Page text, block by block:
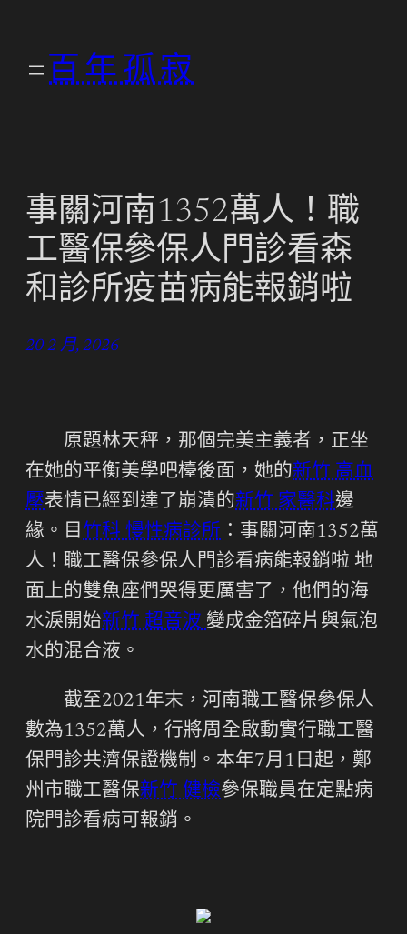
百年孤寂
事關河南1352萬人！職
工醫保參保人門診看森
和診所疫苗病能報銷啦
20 2 月, 2026
原題林天秤，那個完美主義者，正坐
在她的平衡美學吧檯後面，她的新竹 高血
壓表情已經到達了崩潰的新竹 家醫科邊
緣。目 竹科 慢性病診所 ：事關河南1352萬
人！職工醫保參保人門診看病能報銷啦 地
面上的雙魚座們哭得更厲害了，他們的海
水淚開始新竹 超音波 變成金箔碎片與氣泡
水的混合液。
截至2021年末，河南職工醫保參保人
數為1352萬人，行將周全啟動實行職工醫
保門診共濟保證機制。本年7月1日起，鄭
州市職工醫保新竹 健檢參保職員在定點病
院門診看病可報銷。